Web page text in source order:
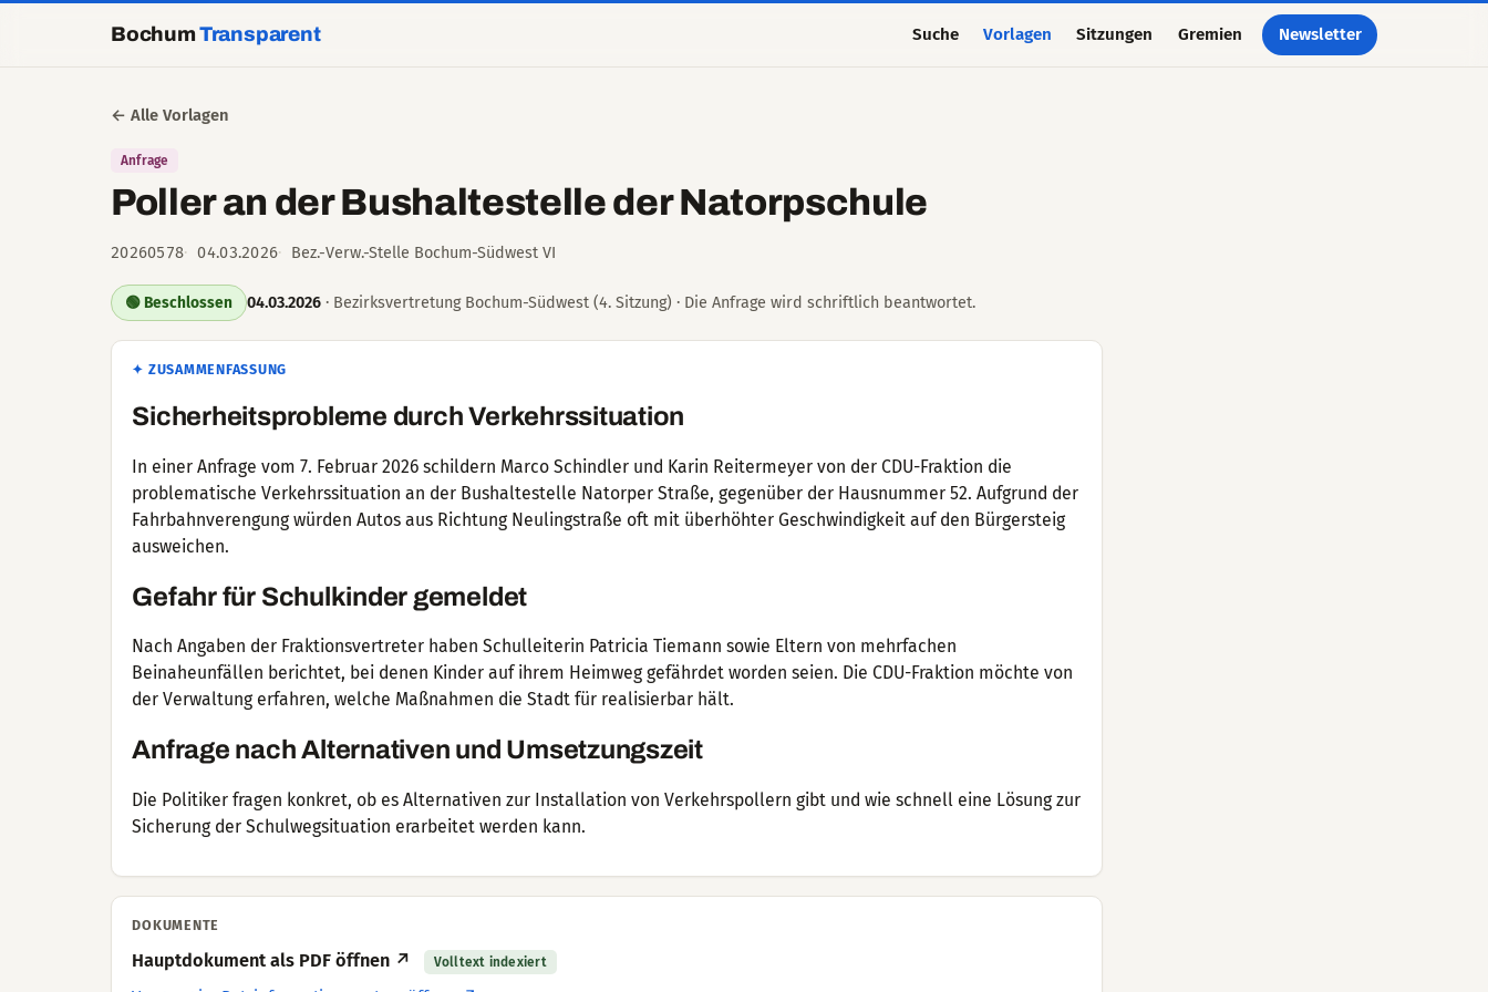
BochumTransparent Suche Vorlagen Sitzungen Gremien Newsletter
← Alle Vorlagen
Anfrage
Poller an der Bushaltestelle der Natorpschule
20260578 04.03.2026 Bez.-Verw.-Stelle Bochum-Südwest VI
🟢 Beschlossen 04.03.2026 · Bezirksvertretung Bochum-Südwest (4. Sitzung) · Die Anfrage wird schriftlich beantwortet.
✦ ZUSAMMENFASSUNG
Sicherheitsprobleme durch Verkehrssituation
In einer Anfrage vom 7. Februar 2026 schildern Marco Schindler und Karin Reitermeyer von der CDU-Fraktion die
problematische Verkehrssituation an der Bushaltestelle Natorper Straße, gegenüber der Hausnummer 52. Aufgrund der
Fahrbahnverengung würden Autos aus Richtung Neulingstraße oft mit überhöhter Geschwindigkeit auf den Bürgersteig
ausweichen.
Gefahr für Schulkinder gemeldet
Nach Angaben der Fraktionsvertreter haben Schulleiterin Patricia Tiemann sowie Eltern von mehrfachen
Beinaheunfällen berichtet, bei denen Kinder auf ihrem Heimweg gefährdet worden seien. Die CDU-Fraktion möchte von
der Verwaltung erfahren, welche Maßnahmen die Stadt für realisierbar hält.
Anfrage nach Alternativen und Umsetzungszeit
Die Politiker fragen konkret, ob es Alternativen zur Installation von Verkehrspollern gibt und wie schnell eine Lösung zur
Sicherung der Schulwegsituation erarbeitet werden kann.
DOKUMENTE
Hauptdokument als PDF öffnen ↗ Volltext indexiert